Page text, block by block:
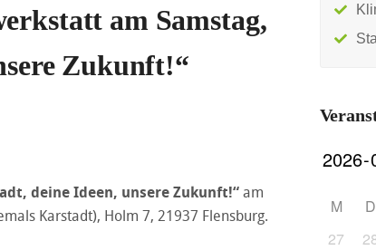
am Samstag,
Zukunft!“
deine Ideen, unsere Zukunft!“am
Karstadt), Holm 7, 21937 Flensburg.
M D
27